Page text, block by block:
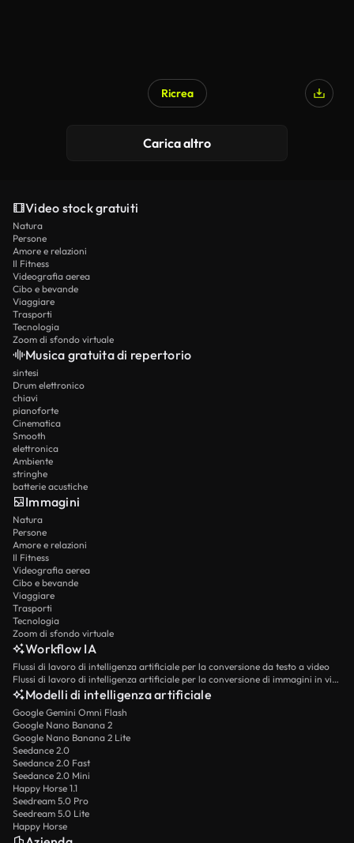
Ricrea
Carica altro
Video stock gratuiti
Natura
Persone
Amore e relazioni
Il Fitness
Videografia aerea
Cibo e bevande
Viaggiare
Trasporti
Tecnologia
Zoom di sfondo virtuale
Musica gratuita di repertorio
sintesi
Drum elettronico
chiavi
pianoforte
Cinematica
Smooth
elettronica
Ambiente
stringhe
batterie acustiche
Immagini
Natura
Persone
Amore e relazioni
Il Fitness
Videografia aerea
Cibo e bevande
Viaggiare
Trasporti
Tecnologia
Zoom di sfondo virtuale
Workflow IA
Flussi di lavoro di intelligenza artificiale per la conversione da testo a video
Flussi di lavoro di intelligenza artificiale per la conversione di immagini in video
Modelli di intelligenza artificiale
Google Gemini Omni Flash
Google Nano Banana 2
Google Nano Banana 2 Lite
Seedance 2.0
Seedance 2.0 Fast
Seedance 2.0 Mini
Happy Horse 1.1
Seedream 5.0 Pro
Seedream 5.0 Lite
Happy Horse